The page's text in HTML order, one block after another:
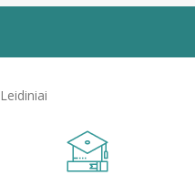
Leidiniai